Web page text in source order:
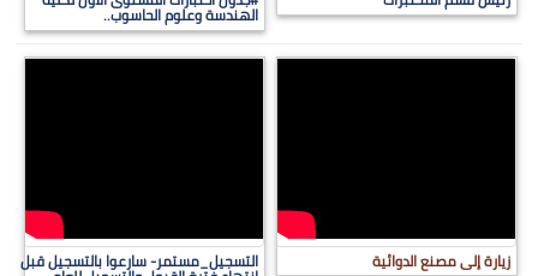
الهندسة وعلوم الحاسوب..
زيارة إلى مصنع الدوائية التسجيل_مستمر- سارعوا بالتسجيل قبل